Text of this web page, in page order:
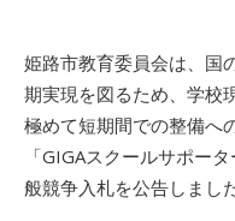
姫路市教育委員会は、国
期実現を図るため、学校
極めて短期間での整備へ
「GIGAスクールサポー
般競争入札を公告しました